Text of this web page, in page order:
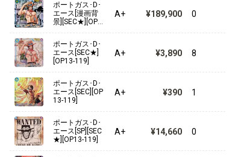
プレミアムカードコレクション-Live Action Edition-
プレミアムカードコレクション CARD GAMES Fest 23-24
1st ANNIVERSARY SET
プレミアムカードコレクション- ベストセレクションvol.1 -
プレミアムカードコレクション-ウタ-
プレミアムカードコレクション -ガールズエディション-
ONE PIECE FILM RED プレミアムカードコレクション
ポートガス･D･
エース[漫画背
景][SEC★][OP1
A+ ¥189,900 0
ポートガス･D･
エース[SEC★]
[OP13-119]
A+ ¥3,890 8
ポートガス･D･
エース[SEC][OP
13-119]
A+ ¥390 1
ポートガス･D･
エース[SP][SEC
★][OP13-119]
A+ ¥14,660 0